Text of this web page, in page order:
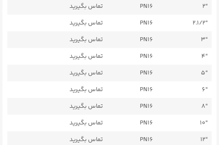
“2
PN16
تماس بگیرید
“2.1/2
PN16
تماس بگیرید
“3
PN16
تماس بگیرید
“4
PN16
تماس بگیرید
“5
PN16
تماس بگیرید
“6
PN16
تماس بگیرید
“8
PN16
تماس بگیرید
“10
PN16
تماس بگیرید
“12
PN16
تماس بگیرید